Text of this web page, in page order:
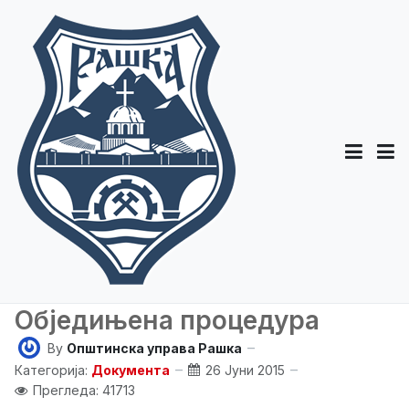
Обједињена процедура
By Општинска управа Рашка
Категорија: Документа
26 Јуни 2015
Прегледа: 41713